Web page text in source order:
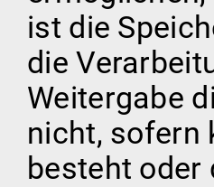
ist die
die
Weitergabe
nicht, sofern
besteht